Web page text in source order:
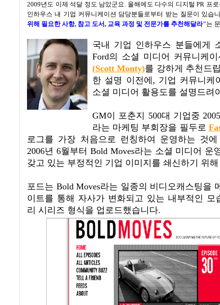
2009년도 이제 석달 정도 남았군요. 올해에도 다수의 디지털 PR 프
인하우스 내 기업 커뮤니케이션 담당분들로부터 받는 질문이 있습
위해 필요한 사항, 참고 도서 , 교육 과정 및 전문가를 추천해달라"는
국내 기업 인하우스 분들에게
Ford의 소셜 미디어 커뮤니케
(Scott Monty)를 강하게 추천드
한 설명 이전에 , 기업 커뮤니케
소셜 미디어 활용도를 설명드려
GM이 포춘지 500대 기업중
라는 마케팅 부회장을 필두로
로그를 가장 처음으로 런칭하여 운영하는 것
2006년 6월부터 Bold Moves라는 소셜 미디어 운
갖고 있는 부정적인 기업 이미지를 쇄신하기 위
포드는 Bold Moves라는 일종의 비디오캐스팅을
이트를 통해 자사가 변화되고 있는 내부적인 모
리 시리즈 형식을 업로드했습니다.